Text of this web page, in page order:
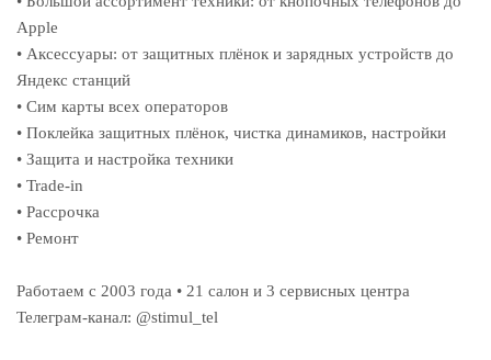
Apple
• Аксессуары: от защитных плёнок и зарядных устройств до
Яндекс станций
• Сим карты всех операторов
• Поклейка защитных плёнок, чистка динамиков, настройки
• Защита и настройка техники
• Trade-in
• Рассрочка
• Ремонт
Работаем с 2003 года • 21 салон и 3 сервисных центра
Телеграм-канал: @stimul_tel